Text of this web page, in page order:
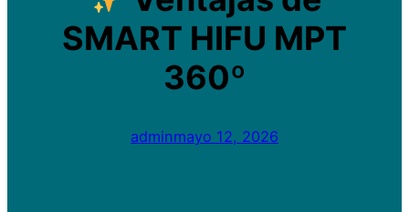
SMART HIFU MPT
360º
adminmayo 12, 2026